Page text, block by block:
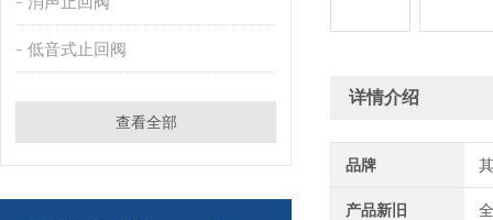
低音式止回阀
查看全部
详情介绍
品牌
产品新旧